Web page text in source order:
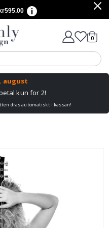
kr595.00
0varer
august
kun for 2!
dras automatiskt i kassan!